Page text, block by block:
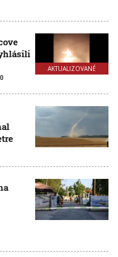
AKTUALIZOVANÉ